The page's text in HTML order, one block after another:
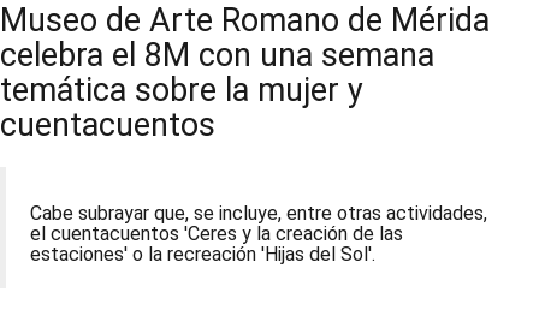
Museo de Arte Romano de Mérida
celebra el 8M con una semana
temática sobre la mujer y
cuentacuentos
Cabe subrayar que, se incluye, entre otras actividades,
el cuentacuentos 'Ceres y la creación de las
estaciones' o la recreación 'Hijas del Sol'.